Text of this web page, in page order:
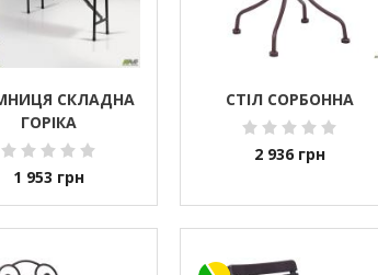
СКЛАДНА
ГОРІКА
1 953 грн
СТІЛ СОРБОННА
2 936 грн